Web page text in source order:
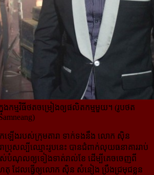
ម្មវិធីថតចម្រៀងឲ្យផលិតកម្មមួយ។ (រូបថត
កឡើងរបស់ក្រុមតារា ទាក់ទងនឹង លោក ស៊ិន
ប្រុសល្បី​ឈ្មោះ​រូប​នេះ បានជំពាក់លុយធនាគាររាប់
ាស់បំណុលឲ្យទៀងទាត់រាល់ខែ ដើម្បីគេចចេញពី
ដែលធ្វើឲ្យលោក ស៊ិន សំនៀង ប្រឹងជ្រមុជខ្លួន